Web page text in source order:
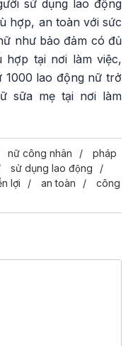
sử dụng lao động
hợp, an toàn với sức
như bảo đảm có đủ
hợp tại nơi làm việc,
1000 lao động nữ trở
sữa mẹ tại nơi làm
nữ công nhân
pháp
sử dụng lao động
lợi an toàn
công